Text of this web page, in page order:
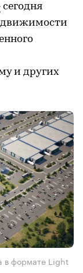
сегодня
и других
в формате Light